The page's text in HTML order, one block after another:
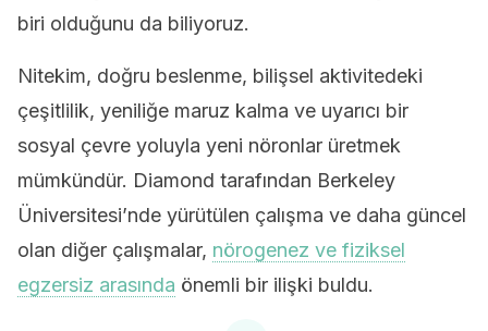
biri olduğunu da biliyoruz.
Nitekim, doğru beslenme, bilişsel aktivitedeki
çeşitlilik, yeniliğe maruz kalma ve uyarıcı bir
sosyal çevre yoluyla yeni nöronlar üretmek
mümkündür. Diamond tarafından Berkeley
Üniversitesi’nde yürütülen çalışma ve daha güncel
olan diğer çalışmalar, nörogenez ve fiziksel
egzersiz arasında önemli bir ilişki buldu.